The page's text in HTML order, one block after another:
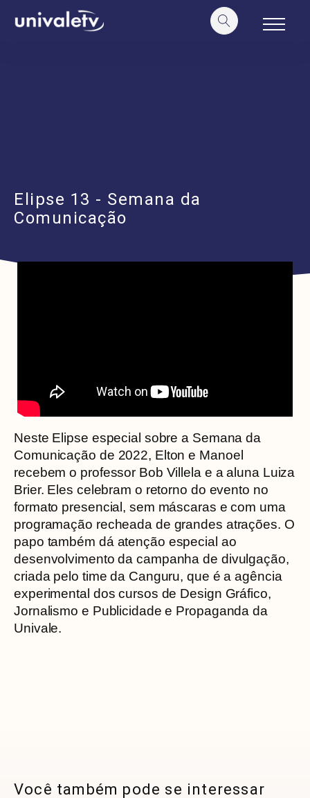
conteúdo
Elipse 13 - Semana da
Comunicação
Neste Elipse especial sobre a Semana da
Comunicação de 2022, Elton e Manoel
recebem o professor Bob Villela e a aluna Luiza
Brier. Eles celebram o retorno do evento no
formato presencial, sem máscaras e com uma
programação recheada de grandes atrações. O
papo também dá atenção especial ao
desenvolvimento da campanha de divulgação,
criada pelo time da Canguru, que é a agência
experimental dos cursos de Design Gráfico,
Jornalismo e Publicidade e Propaganda da
Univale.
Você também pode se interessar